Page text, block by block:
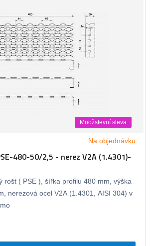
Množstevní sleva
Na objednávku
480-50/2,5 - nerez V2A (1.4301)-
rošt ( PSE ), šířka profilu 480 mm, výška
nerezová ocel V2A (1.4301, AISI 304) v